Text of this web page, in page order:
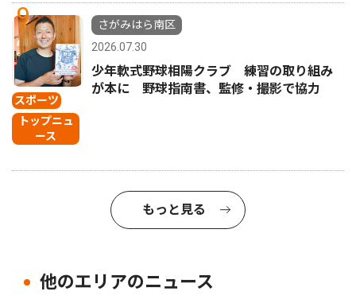
9
スポーツ
トップニュ
ース
さがみはら南区
2026.07.30
少年軟式野球相陽クラブ 練習の取り組み
が本に 野球指南書、監修・撮影で協力
もっと見る
他のエリアのニュース